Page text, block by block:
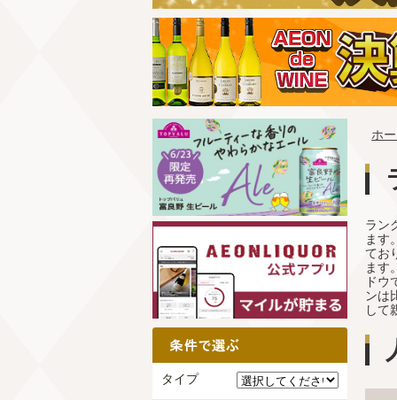
ホ
ラン
ます
てお
ます
ドウ
ンは
して
タイプ